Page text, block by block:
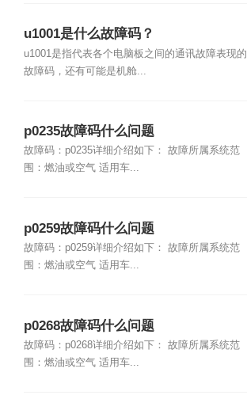
u1001是什么故障码？
u1001是指代表各个电脑板之间的通讯故障表现的
故障码，还有可能是机舱...
p0235故障码什么问题
故障码：p0235详细介绍如下： 故障所属系统范
围：燃油或空气 适用车...
p0259故障码什么问题
故障码：p0259详细介绍如下： 故障所属系统范
围：燃油或空气 适用车...
p0268故障码什么问题
故障码：p0268详细介绍如下： 故障所属系统范
围：燃油或空气 适用车...